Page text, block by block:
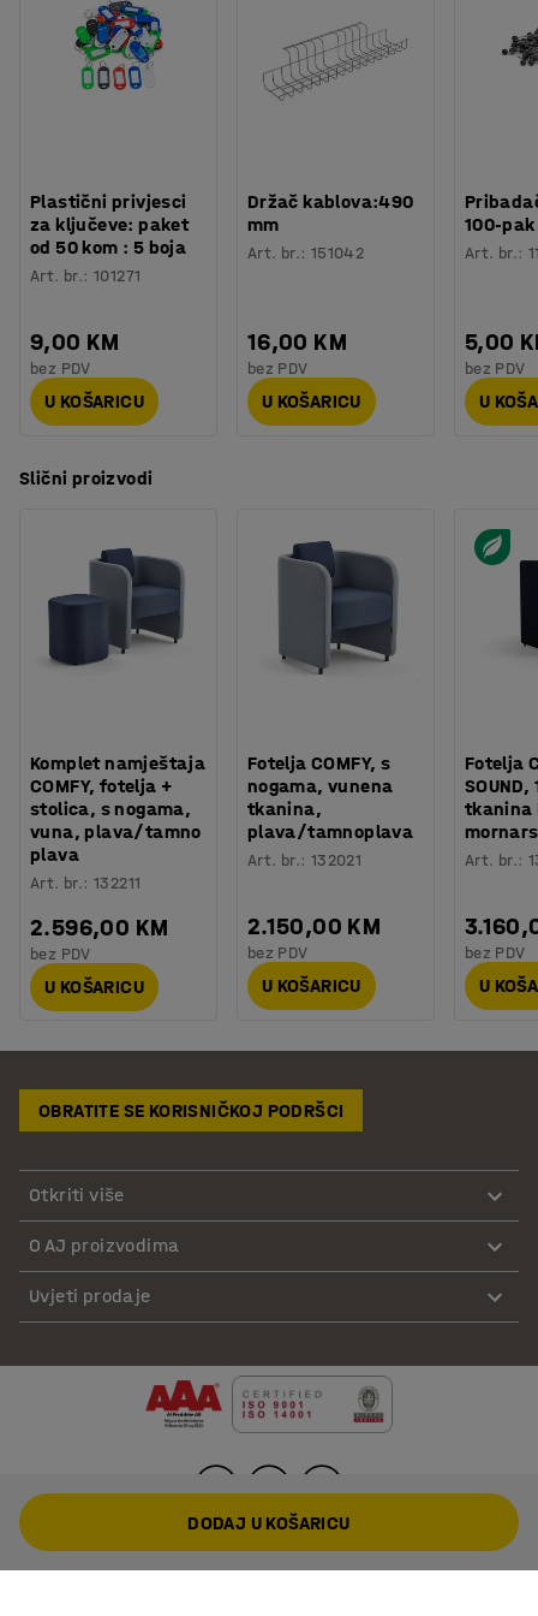
Plastični privjesci
za ključeve: paket
od 50 kom : 5 boja
Art. br.:101271
9,00 KM
bez PDV
U KOŠARICU
Držač kablova:490
mm
Art. br.: 151042
16,00 KM
bez PDV
U KOŠARICU
100-pak
Art. br.:
5,00
bez PDV
U
Slični proizvodi
Komplet namještaja
COMFY, fotelja +
stolica, s nogama,
vuna, plava/tamno
plava
Art. br.:132211
2.596,00 KM
bez PDV
U KOŠARICU
Fotelja COMFY, s
nogama, vunena
tkanina,
plava/tamnoplava
Art. br.: 132021
2.150,00 KM
bez PDV
U KOŠARICU
Fotelja
tkanina
Art. br.:
bez PDV
U
OBRATITE SE KORISNIČKOJ PODRŠCI
Otkriti više
O AJ proizvodima
Uvjeti prodaje
DODAJ U KOŠARICU